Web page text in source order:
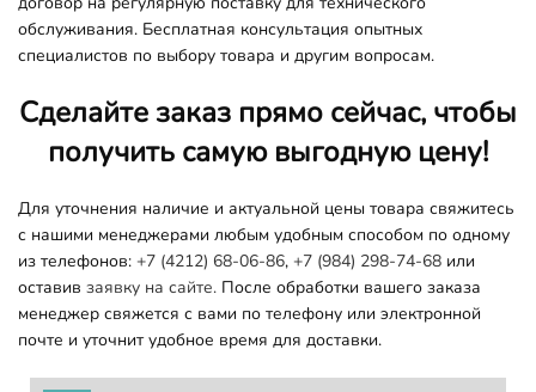
обслуживания. Бесплатная консультация опытных
специалистов по выбору товара и другим вопросам.
Сделайте заказ прямо сейчас, чтобы
получить самую выгодную цену!
Для уточнения наличие и актуальной цены товара свяжитесь
с нашими менеджерами любым удобным способом по одному
из телефонов: +7 (4212) 68-06-86, +7 (984) 298-74-68 или
оставив заявку на сайте. После обработки вашего заказа
менеджер свяжется с вами по телефону или электронной
почте и уточнит удобное время для доставки.